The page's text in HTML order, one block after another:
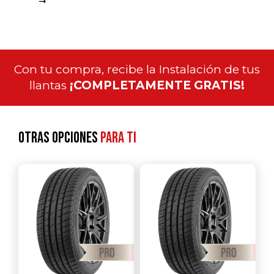
Con tu compra, recibe la Instalación de tus
llantas ¡COMPLETAMENTE GRATIS!
Otras opcionespara ti